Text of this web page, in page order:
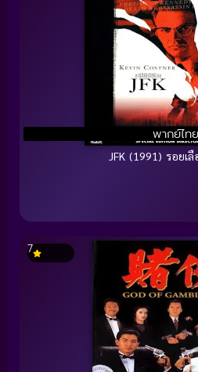
พากย์ไทย
JFK (1991) รอยเ
7